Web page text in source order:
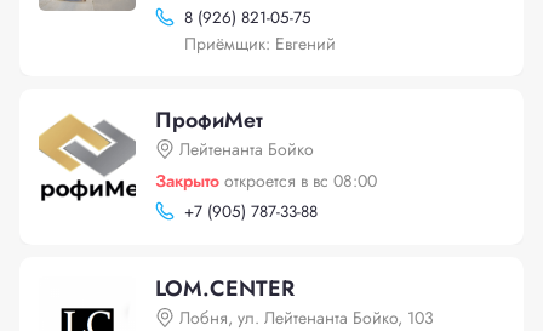
8 (926) 821-05-75
Приёмщик: Евгений
ПрофиМет
Лейтенанта Бойко
Закрыто откроется в вс 08:00
+7 (905) 787-33-88
LOM.СENTER
Лобня, ул. Лейтенанта Бойко, 103